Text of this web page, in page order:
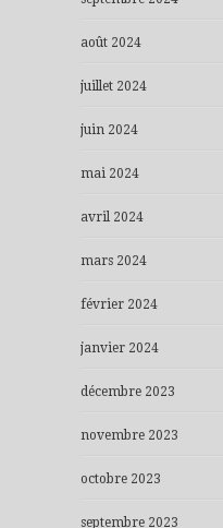
août 2024
juillet 2024
juin 2024
mai 2024
avril 2024
mars 2024
février 2024
janvier 2024
décembre 2023
novembre 2023
octobre 2023
septembre 2023